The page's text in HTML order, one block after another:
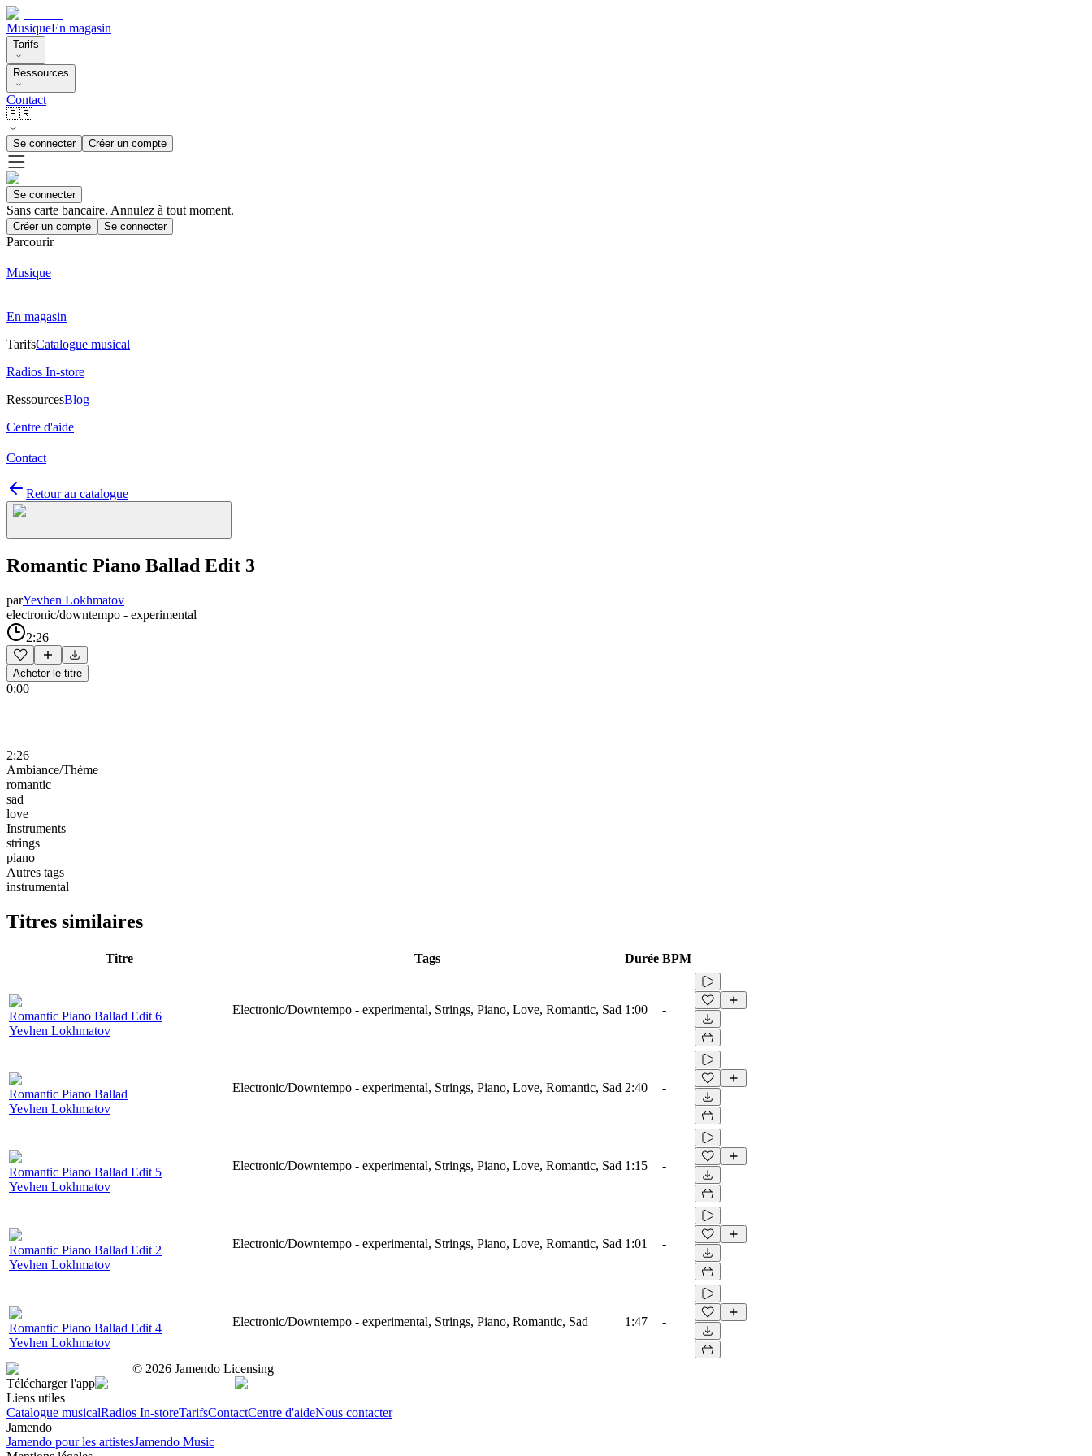
MusiqueEn magasin
Tarifs
Ressources
Contact
🇫🇷
Se connecter Créer un compte
Se connecter
Sans carte bancaire. Annulez à tout moment.
Créer un compte Se connecter
Parcourir
Musique
En magasin
TarifsCatalogue musical
Radios In-store
RessourcesBlog
Centre d'aide
Contact
Retour au catalogue
Romantic Piano Ballad Edit 3
parYevhen Lokhmatov
electronic/downtempo - experimental
2:26
Acheter le titre
0:00
2:26
Ambiance/Thème
romantic
sad
love
Instruments
strings
piano
Autres tags
instrumental
Titres similaires
Titre Tags Durée BPM
Romantic Piano Ballad Edit 6
Yevhen Lokhmatov
Electronic/Downtempo - experimental, Strings, Piano, Love, Romantic, Sad 1:00 -
Romantic Piano Ballad
Yevhen Lokhmatov
Electronic/Downtempo - experimental, Strings, Piano, Love, Romantic, Sad 2:40 -
Romantic Piano Ballad Edit 5
Yevhen Lokhmatov
Electronic/Downtempo - experimental, Strings, Piano, Love, Romantic, Sad 1:15 -
Romantic Piano Ballad Edit 2
Yevhen Lokhmatov
Electronic/Downtempo - experimental, Strings, Piano, Love, Romantic, Sad 1:01 -
Romantic Piano Ballad Edit 4
Yevhen Lokhmatov
Electronic/Downtempo - experimental, Strings, Piano, Romantic, Sad 1:47 -
© 2026 Jamendo Licensing
Télécharger l'app
Liens utiles
Catalogue musicalRadios In-storeTarifsContactCentre d'aideNous contacter
Jamendo
Jamendo pour les artistesJamendo Music